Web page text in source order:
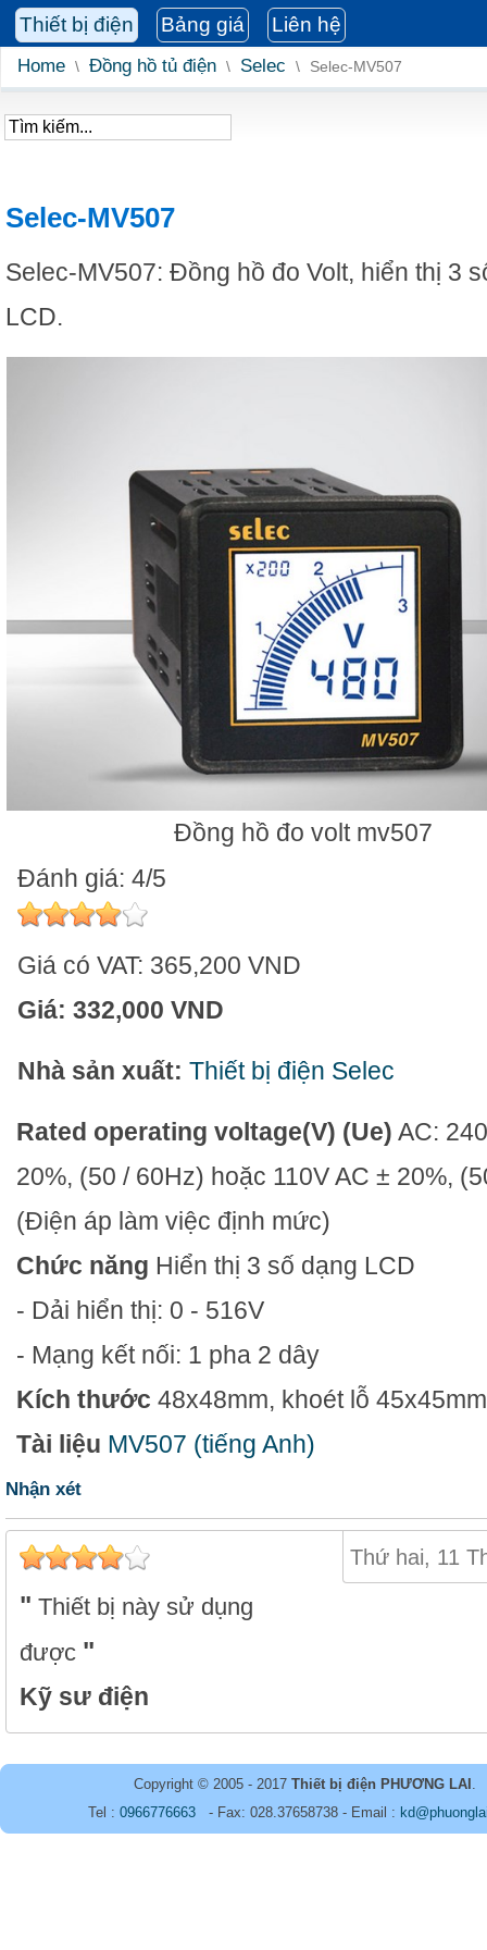
Thiết bị điện Bảng giá Liên hệ
Home \ Đồng hồ tủ điện \ Selec \ Selec-MV507
Selec-MV507
Selec-MV507: Đồng hồ đo Volt, hiển thị 3
LCD.
Đồng hồ đo volt mv507
Đánh giá: 4/5
Giá có VAT: 365,200 VND
Giá: 332,000 VND
Nhà sản xuất: Thiết bị điện Selec
Rated operating voltage(V) (Ue) AC:
20%, (50 / 60Hz) hoặc 110V AC ± 20%,
(Điện áp làm việc định mức)
Chức năng Hiển thị 3 số dạng LCD
- Dải hiển thị: 0 - 516V
- Mạng kết nối: 1 pha 2 dây
Kích thước 48x48mm, khoét lỗ 45x45mm
Tài liệu MV507 (tiếng Anh)
Nhận xét
Thứ hai, 11
Thiết bị này sử dụng
được
Kỹ sư điện
Copyright © 2005 - 2017 Thiết bị điện PHƯƠNG LAI
Tel : 0966776663 - Fax: 028.37658738 - Email :